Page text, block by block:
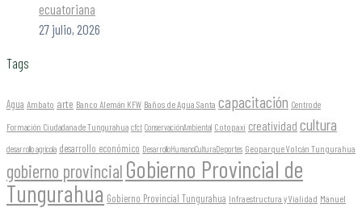
ecuatoriana
27 julio, 2026
Tags
Agua Ambato arte Banco Alemán KFW Baños de Agua Santa capacitación Centro de
Formación Ciudadana de Tungurahua cfct ConservaciónAmbiental Cotopaxi creatividad cultura
desarrollo agrícola desarrollo económico DesarrolloHumanoCulturaDeportes Geoparque Volcán Tungurahua
gobierno provincial Gobierno Provincial de
Tungurahua Gobierno Provincial Tungurahua Infraestructura y Vialidad Manuel